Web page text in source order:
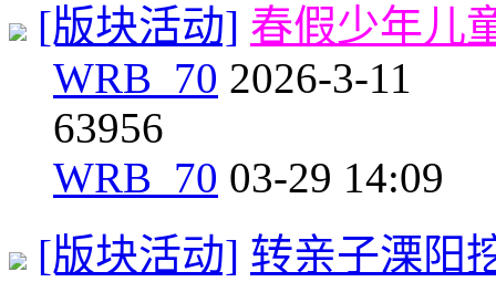
[版块活动] 春假少年儿
WRB_70 2026-3-11
63956
WRB_70 03-29 14:09
[版块活动] 转亲子溧阳